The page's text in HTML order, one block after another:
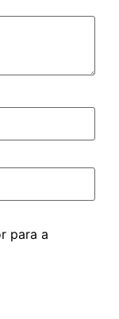
para a